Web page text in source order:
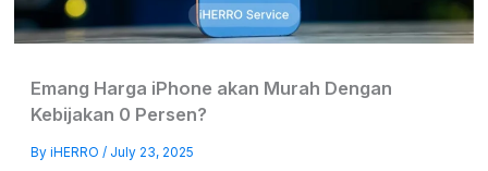
Emang Harga iPhone akan Murah Dengan
Kebijakan 0 Persen?
By iHERRO / July 23, 2025